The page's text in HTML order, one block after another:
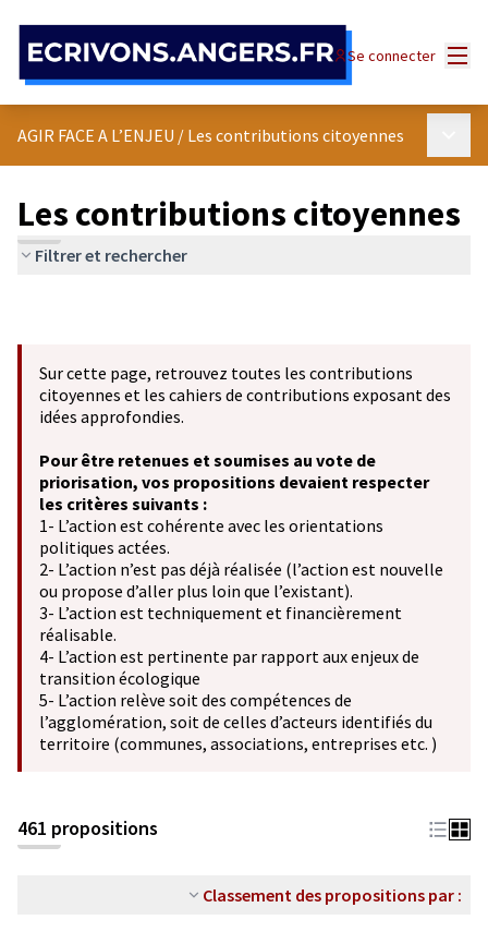
Se connecter
AGIR FACE A L’ENJEU / Les contributions citoyennes
Les contributions citoyennes
Filtrer et rechercher
Sur cette page, retrouvez toutes les contributions
citoyennes et les cahiers de contributions exposant des
idées approfondies.
Pour être retenues et soumises au vote de
priorisation, vos propositions devaient respecter
les critères suivants :
1- L’action est cohérente avec les orientations
politiques actées.
2- L’action n’est pas déjà réalisée (l’action est nouvelle
ou propose d’aller plus loin que l’existant).
3- L’action est techniquement et financièrement
réalisable.
4- L’action est pertinente par rapport aux enjeux de
transition écologique
5- L’action relève soit des compétences de
l’agglomération, soit de celles d’acteurs identifiés du
territoire (communes, associations, entreprises etc. )
461 propositions
Classement des propositions par :